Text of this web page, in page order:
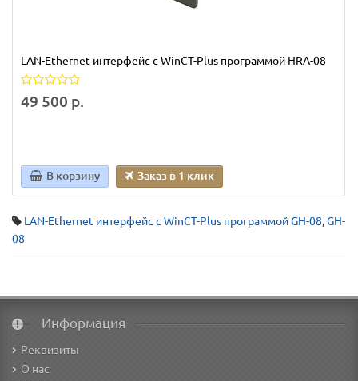
LAN-Ethernet интерфейс с WinCT-Plus программой HRA-08
49 500 р.
В корзину Заказ в 1 клик
LAN-Ethernet интерфейс с WinCT-Plus программой GH-08,GH-
08
Информация
Реквизиты
О нас